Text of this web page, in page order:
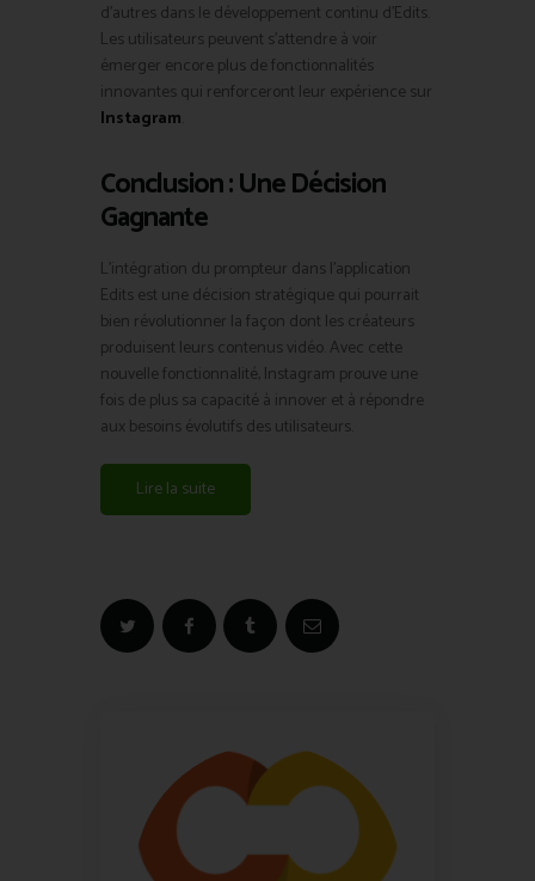
d’autres dans le développement continu d’Edits.
Les utilisateurs peuvent s’attendre à voir
émerger encore plus de fonctionnalités
innovantes qui renforceront leur expérience sur
Instagram
Conclusion : Une Décision
Gagnante
L’intégration du prompteur dans l’application
Edits est une décision stratégique qui pourrait
bien révolutionner la façon dont les créateurs
produisent leurs contenus vidéo. Avec cette
nouvelle fonctionnalité, Instagram prouve une
fois de plus sa capacité à innover et à répondre
aux besoins évolutifs des utilisateurs.
Lire la suite